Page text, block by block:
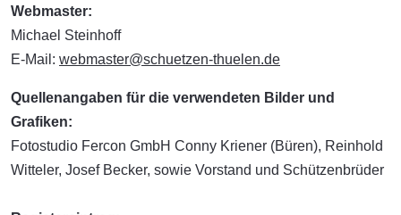
Webmaster:
Michael Steinhoff
E-Mail: webmaster@schuetzen-thuelen.de
Quellenangaben für die verwendeten Bilder und
Grafiken:
Fotostudio Fercon GmbH Conny Kriener (Büren), Reinhold
Witteler, Josef Becker, sowie Vorstand und Schützenbrüder